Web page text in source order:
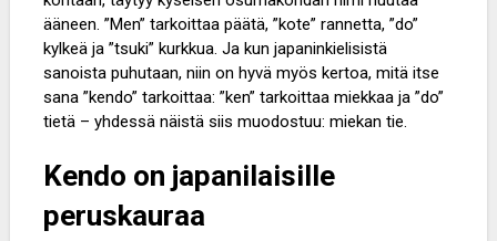
ääneen. ”Men” tarkoittaa päätä, ”kote” rannetta, ”do”
kylkeä ja ”tsuki” kurkkua. Ja kun japaninkielisistä
sanoista puhutaan, niin on hyvä myös kertoa, mitä itse
sana ”kendo” tarkoittaa: ”ken” tarkoittaa miekkaa ja ”do”
tietä – yhdessä näistä siis muodostuu: miekan tie.
Kendo on japanilaisille
peruskauraa